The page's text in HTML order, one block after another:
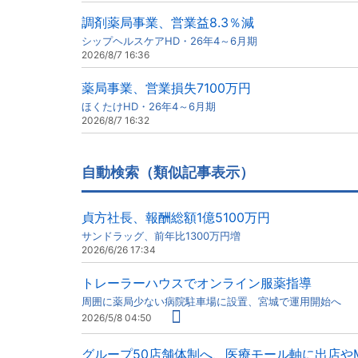
調剤薬局事業、営業益8.3％減
シップヘルスケアHD・26年4～6月期
2026/8/7 16:36
薬局事業、営業損失7100万円
ほくたけHD・26年4～6月期
2026/8/7 16:32
自動検索（類似記事表示）
貞方社長、報酬総額1億5100万円
サンドラッグ、前年比1300万円増
2026/6/26 17:34
トレーラーハウスでオンライン服薬指導
周囲に薬局少ない病院駐車場に設置、宮城で運用開始へ
2026/5/8 04:50
グループ50店舗体制へ、医療モール軸に出店や